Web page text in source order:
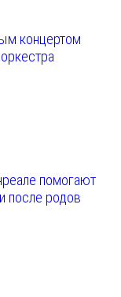
концертом
помогают
после родов